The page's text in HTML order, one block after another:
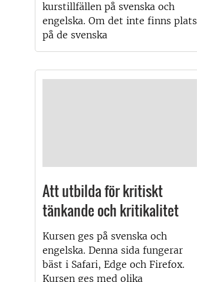
kurstillfällen på svenska och
engelska. Om det inte finns plats
på de svenska
Att utbilda för kritiskt
tänkande och kritikalitet
Kursen ges på svenska och
engelska. Denna sida fungerar
bäst i Safari, Edge och Firefox.
Kursen ges med olika